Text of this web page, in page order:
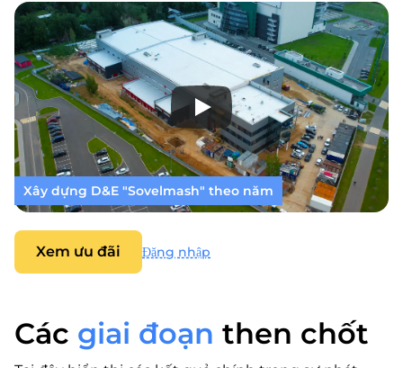
Xây dựng D&E "Sovelmash" theo năm
Xem ưu đãi Đăng nhập
Các giai đoạn then chốt